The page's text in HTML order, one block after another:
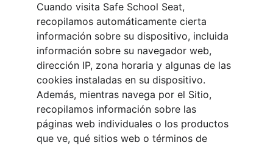
Cuando visita Safe School Seat,
recopilamos automáticamente cierta
información sobre su dispositivo, incluida
información sobre su navegador web,
dirección IP, zona horaria y algunas de las
cookies instaladas en su dispositivo.
Además, mientras navega por el Sitio,
recopilamos información sobre las
páginas web individuales o los productos
que ve, qué sitios web o términos de